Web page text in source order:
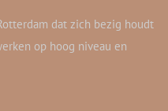
dat zich bezig houdt
op hoog niveau en